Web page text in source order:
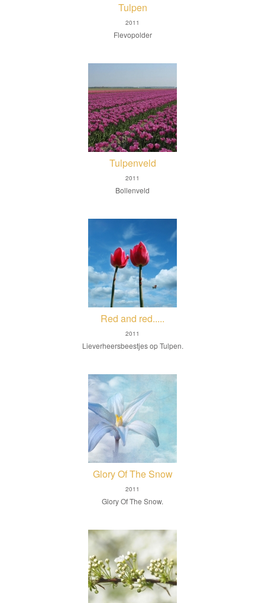
Tulpen
2011
Flevopolder
Tulpenveld
2011
Bollenveld
Red and red.....
2011
Lieverheersbeestjes op Tulpen.
Glory Of The Snow
2011
Glory Of The Snow.